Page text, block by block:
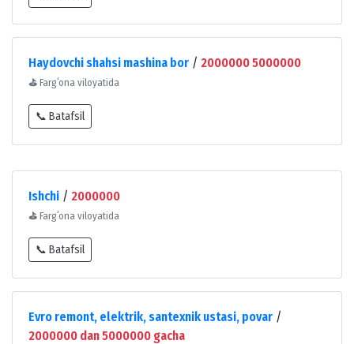
Haydovchi shahsi mashina bor / 2000000 5000000
⛳ Fargʻona viloyatida
📞 Batafsil
Ishchi / 2000000
⛳ Fargʻona viloyatida
📞 Batafsil
Evro remont, elektrik, santexnik ustasi, povar /
2000000 dan 5000000 gacha